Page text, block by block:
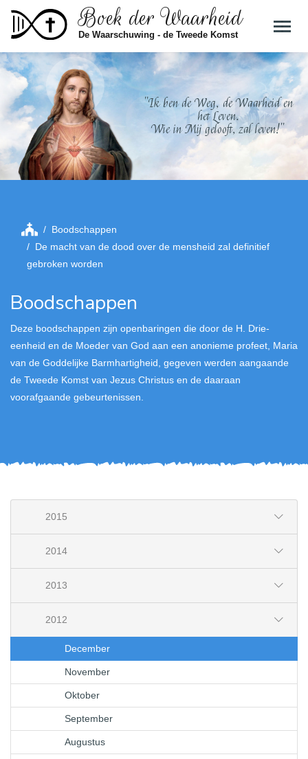
Skip to main contentBoek der Waarheid
De Waarschuwing - de Tweede Komst
"Ik ben de Weg, de Waarheid en
het Leven.
Wie in Mij gelooft, zal leven!"
Boodschappen
De macht van de dood over de mensheid zal definitief
gebroken worden
Boodschappen
Deze boodschappen zijn openbaringen die door de H. Drie-
eenheid en de Moeder van God aan een anonieme profeet, Maria
van de Goddelijke Barmhartigheid, gegeven werden aangaande
de Tweede Komst van Jezus Christus en de daaraan
voorafgaande gebeurtenissen.
2015
2014
2013
2012
December
November
Oktober
September
Augustus